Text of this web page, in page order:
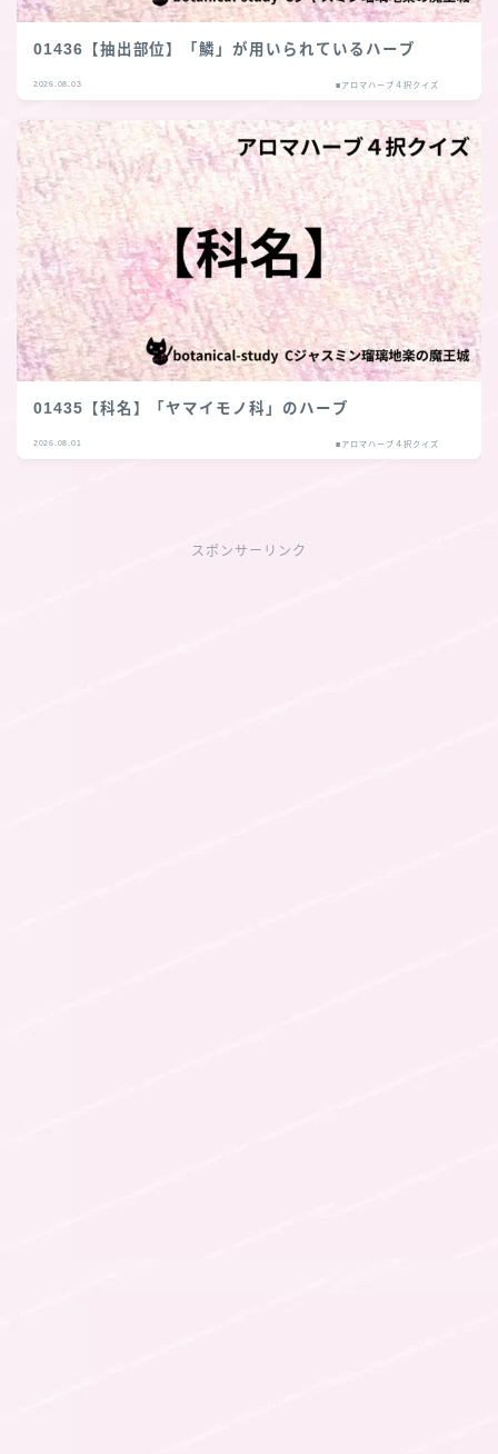
01436【抽出部位】「鱗」が用いられているハーブ
2026.08.03 ■アロマハーブ４択クイズ
01435【科名】「ヤマイモノ科」のハーブ
2026.08.01 ■アロマハーブ４択クイズ
スポンサーリンク